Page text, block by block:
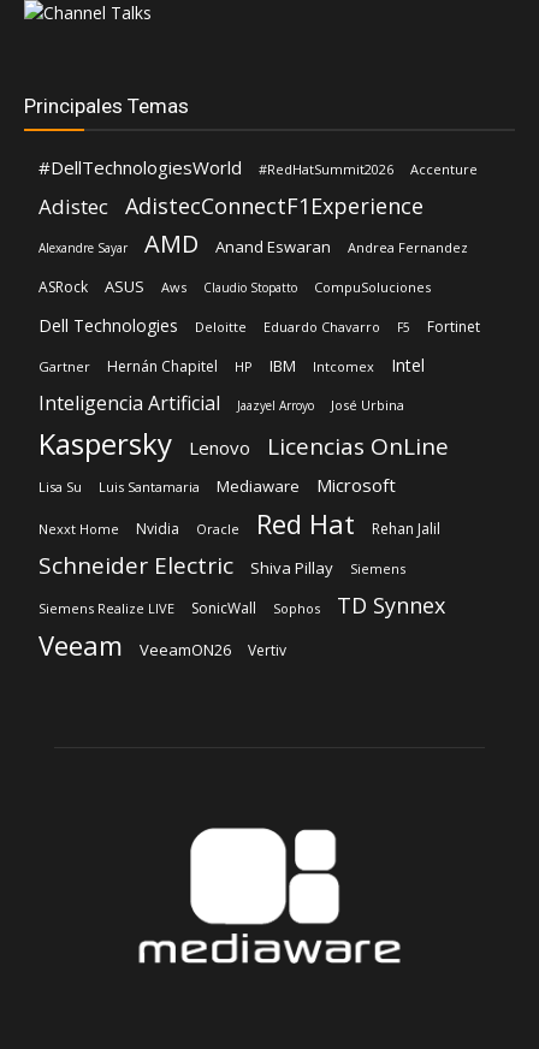
Principales Temas
#DellTechnologiesWorld #RedHatSummit2026 Accenture
Adistec AdistecConnectF1Experience
Alexandre Sayar AMD Anand Eswaran Andrea Fernandez
ASRock ASUS Aws Claudio Stopatto CompuSoluciones
Dell Technologies Deloitte Eduardo Chavarro F5 Fortinet
Gartner Hernán Chapitel HP IBM Intcomex Intel
Inteligencia Artificial Jaazyel Arroyo José Urbina
Kaspersky Lenovo Licencias OnLine
Lisa Su Luis Santamaria Mediaware Microsoft
Nexxt Home Nvidia Oracle Red Hat Rehan Jalil
Schneider Electric Shiva Pillay Siemens
Siemens Realize LIVE SonicWall Sophos TD Synnex
Veeam VeeamON26 Vertiv